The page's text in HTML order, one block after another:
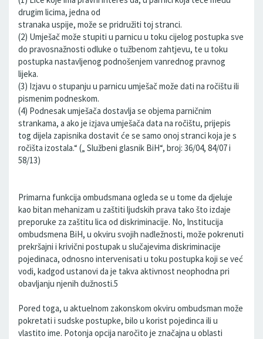
drugim licima, jedna od
stranaka uspije, može se pridružiti toj stranci.
(2) Umješač može stupiti u parnicu u toku cijelog postupka sve
do pravosnažnosti odluke o tužbenom zahtjevu, te u toku
postupka nastavljenog podnošenjem vanrednog pravnog
lijeka.
(3) Izjavu o stupanju u parnicu umješač može dati na ročištu ili
pismenim podneskom.
(4) Podnesak umješača dostavlja se objema parničnim
strankama, a ako je izjava umješača data na ročištu, prijepis
tog dijela zapisnika dostavit će se samo onoj stranci koja je s
ročišta izostala.“ („ Službeni glasnik BiH“, broj: 36/04, 84/07 i
58/13)
Primarna funkcija ombudsmana ogleda se u tome da djeluje
kao bitan mehanizam u zaštiti ljudskih prava tako što izdaje
preporuke za zaštitu lica od diskriminacije. No, Institucija
ombudsmena BiH, u okviru svojih nadležnosti, može pokrenuti
prekršajni i krivični postupak u slučajevima diskriminacije
pojedinaca, odnosno intervenisati u toku postupka koji se već
vodi, kadgod ustanovi da je takva aktivnost neophodna pri
obavljanju njenih dužnosti.5
Pored toga, u aktuelnom zakonskom okviru ombudsman može
pokretati i sudske postupke, bilo u korist pojedinca ili u
vlastito ime. Potonja opcija naročito je značajna u oblasti